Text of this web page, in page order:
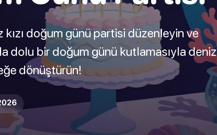
kızı doğum günü partisi düzenleyin ve
dolu bir doğum günü kutlamasıyla deniz
dönüştürün!